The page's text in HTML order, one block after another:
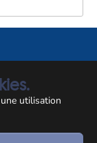
utilisation